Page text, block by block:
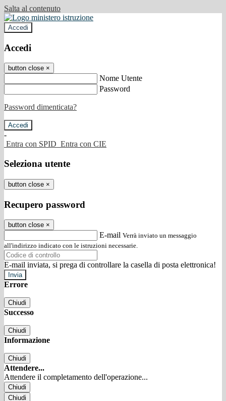
Salta al contenuto
Accedi
Accedi
button close ×
Nome Utente
Password
Password dimenticata?
-
Entra con SPID Entra con CIE
Seleziona utente
button close ×
Recupero password
button close ×
E-mail Verrà inviato un messaggio
all'indirizzo indicato con le istruzioni necessarie.
E-mail inviata, si prega di controllare la casella di posta elettronica!
Errore
Chiudi
Successo
Chiudi
Informazione
Chiudi
Attendere...
Attendere il completamento dell'operazione...
Chiudi
Chiudi